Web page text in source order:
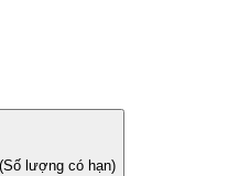
lượng có hạn)